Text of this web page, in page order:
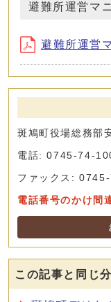
避難所運営マ
避難所運営
斑鳩町役場総務部
電話: 0745-74-
ファックス:
電話番号のかけ間
この記事と同じ